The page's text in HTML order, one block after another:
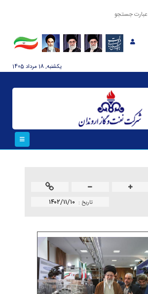
يکشنبه, 18 مرداد 1405
تاريخ : ۱۴۰۲/۱۱/۱۰